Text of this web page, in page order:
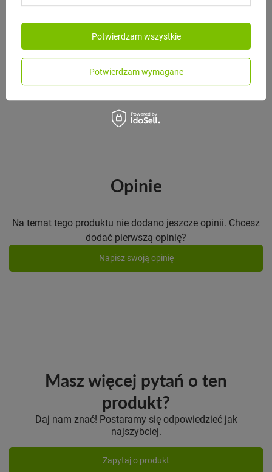
Monbento Termos obiadowy
Element The Journey
Opinie
Na temat tego produktu nie dodano jeszcze opinii. Chcesz
dodać pierwszą opinię?
Napisz swoją opinię
Masz więcej pytań o ten
produkt?
Daj nam znać! Postaramy się odpowiedzieć jak
najszybciej.
Zapytaj o produkt
Potwierdzam wymagane
Potwierdzam wszystkie